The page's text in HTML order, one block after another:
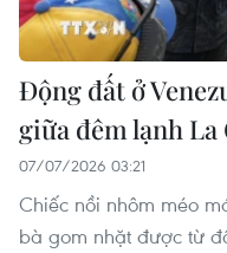
Động đất ở
giữa đêm lạnh La
07/07/2026 03:21
Chiếc nồi nhôm méo
bà gom nhặt được từ